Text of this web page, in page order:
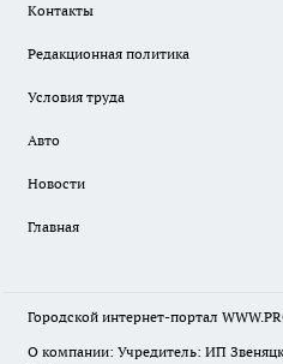
Контакты
Редакционная политика
Условия труда
Авто
Новости
Главная
Городской интернет-портал
О компании: Учредитель: ИП